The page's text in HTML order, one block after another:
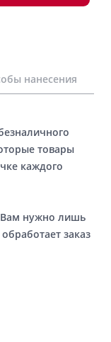
нанесения
товары
каждого
нужно лишь
заказ